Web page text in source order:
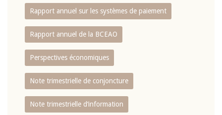
Rapport annuel sur les systèmes de paiement
Rapport annuel de la BCEAO
Perspectives économiques
Note trimestrielle de conjoncture
Note trimestrielle d‘information